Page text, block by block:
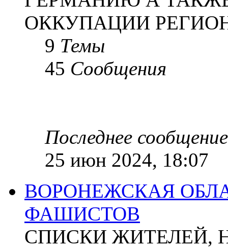
ОККУПАЦИИ
9 Темы
45 Сообщения
Последнее сообщение
25 июн 2024, 18:07
ВОРОНЕЖСКАЯ
ФАШИСТОВ
СПИСКИ ЖИТЕЛЕЙ,